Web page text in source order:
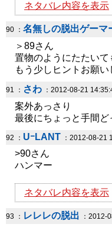
ネタバレ内容を表示
90 ： 名無しの脱出ゲーマ
＞89さん
置物のようにたたいて
もう少しヒントお願い
91 ： さわ ：2012-08-21
案外あっさり
最後にちょっと手間ど
92 ： UｰLANT ：2012-08-21
>90さん
ハンマー
ネタバレ内容を表示
93 ： レレレの脱出 ：2012-